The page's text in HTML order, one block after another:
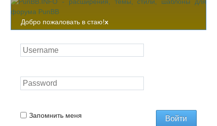
Добро пожаловать в стаю!x
Запомнить меня